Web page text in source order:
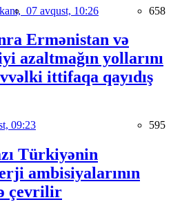
07 avqust, 10:26 658
Ermənistan və
azaltmağın yollarını
ittifaqa qayıdış
09:23 595
Türkiyənin
ambisiyalarının
çevrilir